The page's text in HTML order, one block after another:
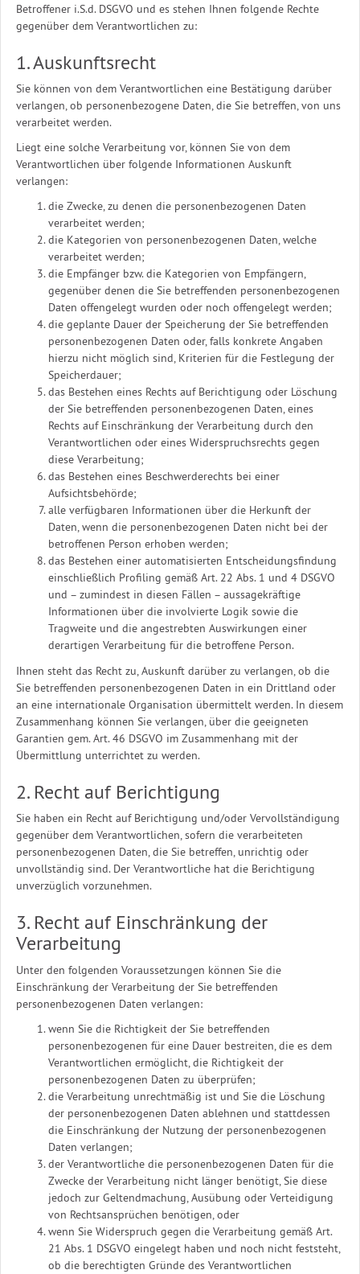
Betroffener i.S.d. DSGVO und es stehen Ihnen folgende Rechte
gegenüber dem Verantwortlichen zu:
1. Auskunftsrecht
Sie können von dem Verantwortlichen eine Bestätigung darüber
verlangen, ob personenbezogene Daten, die Sie betreffen, von uns
verarbeitet werden.
Liegt eine solche Verarbeitung vor, können Sie von dem
Verantwortlichen über folgende Informationen Auskunft
verlangen:
die Zwecke, zu denen die personenbezogenen Daten
verarbeitet werden;
die Kategorien von personenbezogenen Daten, welche
verarbeitet werden;
die Empfänger bzw. die Kategorien von Empfängern,
gegenüber denen die Sie betreffenden personenbezogenen
Daten offengelegt wurden oder noch offengelegt werden;
die geplante Dauer der Speicherung der Sie betreffenden
personenbezogenen Daten oder, falls konkrete Angaben
hierzu nicht möglich sind, Kriterien für die Festlegung der
Speicherdauer;
das Bestehen eines Rechts auf Berichtigung oder Löschung
der Sie betreffenden personenbezogenen Daten, eines
Rechts auf Einschränkung der Verarbeitung durch den
Verantwortlichen oder eines Widerspruchsrechts gegen
diese Verarbeitung;
das Bestehen eines Beschwerderechts bei einer
Aufsichtsbehörde;
alle verfügbaren Informationen über die Herkunft der
Daten, wenn die personenbezogenen Daten nicht bei der
betroffenen Person erhoben werden;
das Bestehen einer automatisierten Entscheidungsfindung
einschließlich Profiling gemäß Art. 22 Abs. 1 und 4 DSGVO
und – zumindest in diesen Fällen – aussagekräftige
Informationen über die involvierte Logik sowie die
Tragweite und die angestrebten Auswirkungen einer
derartigen Verarbeitung für die betroffene Person.
Ihnen steht das Recht zu, Auskunft darüber zu verlangen, ob die
Sie betreffenden personenbezogenen Daten in ein Drittland oder
an eine internationale Organisation übermittelt werden. In diesem
Zusammenhang können Sie verlangen, über die geeigneten
Garantien gem. Art. 46 DSGVO im Zusammenhang mit der
Übermittlung unterrichtet zu werden.
2. Recht auf Berichtigung
Sie haben ein Recht auf Berichtigung und/oder Vervollständigung
gegenüber dem Verantwortlichen, sofern die verarbeiteten
personenbezogenen Daten, die Sie betreffen, unrichtig oder
unvollständig sind. Der Verantwortliche hat die Berichtigung
unverzüglich vorzunehmen.
3. Recht auf Einschränkung der
Verarbeitung
Unter den folgenden Voraussetzungen können Sie die
Einschränkung der Verarbeitung der Sie betreffenden
personenbezogenen Daten verlangen:
wenn Sie die Richtigkeit der Sie betreffenden
personenbezogenen für eine Dauer bestreiten, die es dem
Verantwortlichen ermöglicht, die Richtigkeit der
personenbezogenen Daten zu überprüfen;
die Verarbeitung unrechtmäßig ist und Sie die Löschung
der personenbezogenen Daten ablehnen und stattdessen
die Einschränkung der Nutzung der personenbezogenen
Daten verlangen;
der Verantwortliche die personenbezogenen Daten für die
Zwecke der Verarbeitung nicht länger benötigt, Sie diese
jedoch zur Geltendmachung, Ausübung oder Verteidigung
von Rechtsansprüchen benötigen, oder
wenn Sie Widerspruch gegen die Verarbeitung gemäß Art.
21 Abs. 1 DSGVO eingelegt haben und noch nicht feststeht,
ob die berechtigten Gründe des Verantwortlichen